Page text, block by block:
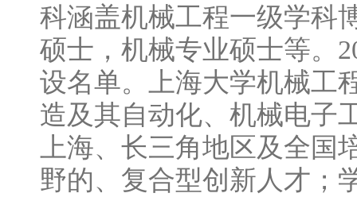
科涵盖机械工程一级学科
硕士，机械专业硕士等。
设名单。上海大学机械工
造及其自动化、机械电子
上海、长三角地区及全
野的、复合型创新人才；